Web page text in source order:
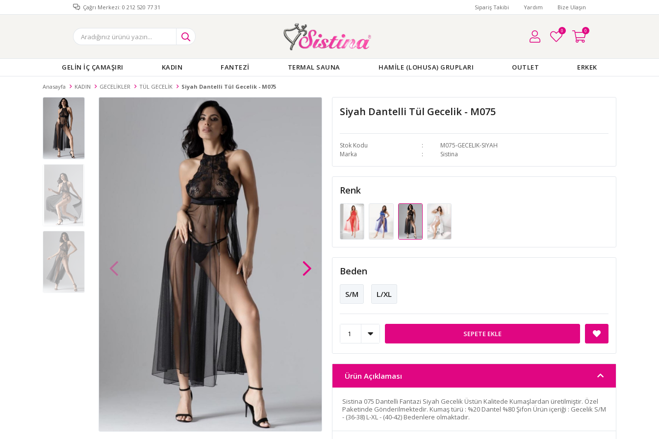
Çağrı Merkezi: 0 212 520 77 31 Sipariş Takibi Yardım Bize Ulaşın
0 0
GELİN İÇ ÇAMAŞIRI KADIN FANTEZİ TERMAL SAUNA HAMİLE (LOHUSA) GRUPLARI OUTLET ERKEK
Anasayfa KADIN GECELİKLER TÜL GECELİK Siyah Dantelli Tül Gecelik - M075
Siyah Dantelli Tül Gecelik - M075
Stok Kodu
M075-GECELIK-SIYAH
Marka
Sistina
Renk
Beden
S/M L/XL
SEPETE EKLE
Ürün Açıklaması
Sistina 075 Dantelli Fantazi Siyah Gecelik Üstün Kalitede Kumaşlardan üretilmiştir. Özel
Paketinde Gönderilmektedir. Kumaş türü : %20 Dantel %80 Şifon Ürün içeriği : Gecelik S/M
- (36-38) L-XL - (40-42) Bedenlere olmaktadır.